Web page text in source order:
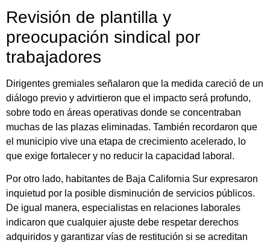
Revisión de plantilla y
preocupación sindical por
trabajadores
Dirigentes gremiales señalaron que la medida careció de un
diálogo previo y advirtieron que el impacto será profundo,
sobre todo en áreas operativas donde se concentraban
muchas de las plazas eliminadas. También recordaron que
el municipio vive una etapa de crecimiento acelerado, lo
que exige fortalecer y no reducir la capacidad laboral.
Por otro lado, habitantes de Baja California Sur expresaron
inquietud por la posible disminución de servicios públicos.
De igual manera, especialistas en relaciones laborales
indicaron que cualquier ajuste debe respetar derechos
adquiridos y garantizar vías de restitución si se acreditan